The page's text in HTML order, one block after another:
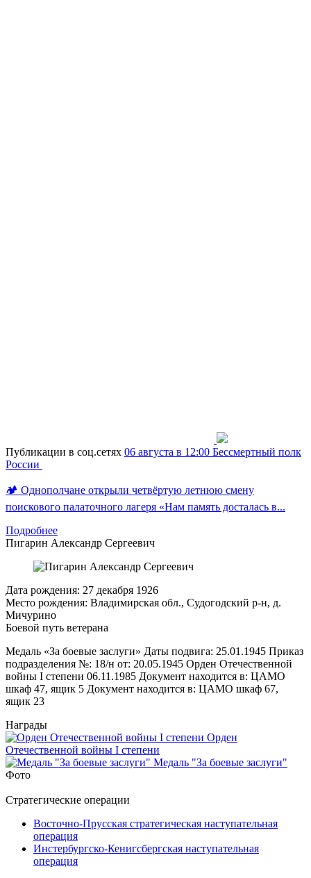
Публикации в соц.сетях 06 августа в 12:00 Бессмертный полк
России
🏕 Однополчане открыли четвёртую летнюю смену
поискового палаточного лагеря «Нам память досталась в...
Подробнее
Пигарин Александр Сергеевич
Дата рождения: 27 декабря 1926
Место рождения: Владимирская обл., Судогодский р-н, д.
Мичурино
Боевой путь ветерана
Медаль «За боевые заслуги» Даты подвига: 25.01.1945 Приказ
подразделения №: 18/н от: 20.05.1945 Орден Отечественной
войны I степени 06.11.1985 Документ находится в: ЦАМО
шкаф 47, ящик 5 Документ находится в: ЦАМО шкаф 67,
ящик 23
Награды
Орден
Отечественной войны I степени
Медаль "За боевые заслуги"
Фото
Стратегические операции
Восточно-Прусская стратегическая наступательная
операция
Инстербургско-Кенигсбергская наступательная
операция